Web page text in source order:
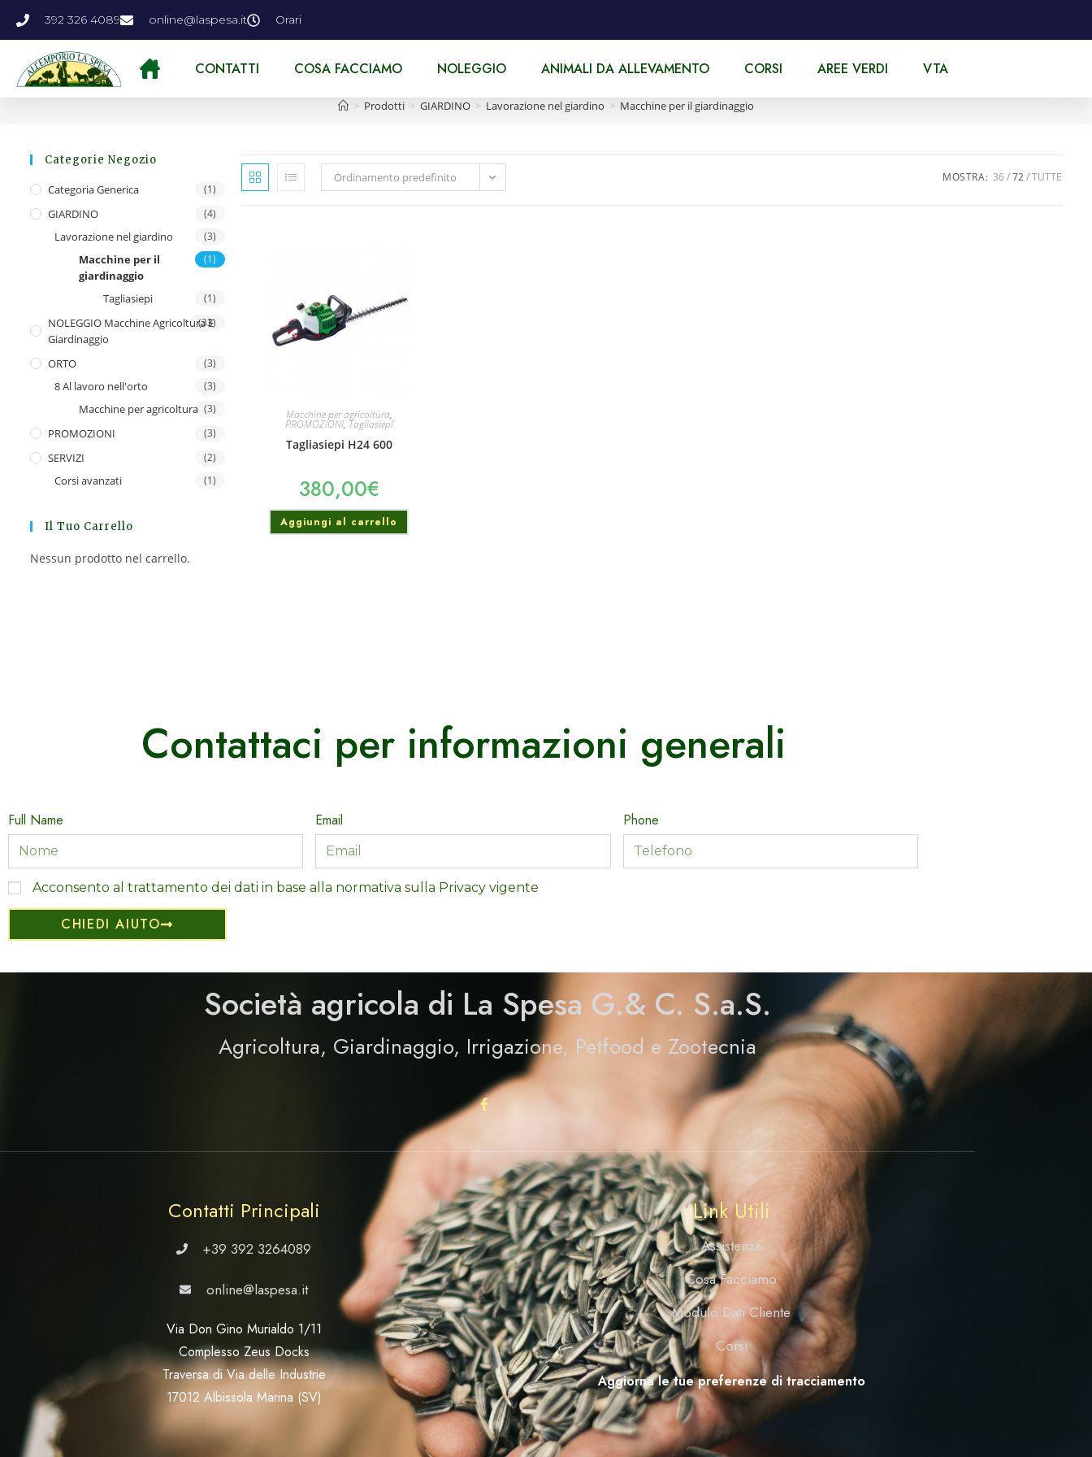
392 326 4089 online@laspesa.it Orari
CONTATTI COSA FACCIAMO NOLEGGIO ANIMALI DA ALLEVAMENTO CORSI AREE VERDI VTA
> Prodotti > GIARDINO > Lavorazione nel giardino > Macchine per il giardinaggio
Categorie Negozio
Categoria Generica (1)
GIARDINO (4)
Lavorazione nel giardino (3)
Macchine per il
giardinaggio
(1)
Tagliasiepi (1)
NOLEGGIO Macchine Agricoltura E
Giardinaggio
(33)
ORTO (3)
8 Al lavoro nell'orto (3)
Macchine per agricoltura (3)
PROMOZIONI (3)
SERVIZI (2)
Corsi avanzati (1)
Il Tuo Carrello
Nessun prodotto nel carrello.
Ordinamento predefinito MOSTRA: 36 72 TUTTE
Macchine per agricoltura,
PROMOZIONI, Tagliasiepi
Tagliasiepi H24 600
380,00€
Aggiungi al carrello
Contattaci per informazioni generali
Full Name Email Phone
Acconsento al trattamento dei dati in base alla normativa sulla Privacy vigente
CHIEDI AIUTO
Società agricola di La Spesa G.& C. S.a.S.
Agricoltura, Giardinaggio, Irrigazione, Petfood e Zootecnia
Contatti Principali
+39 392 3264089
online@laspesa.it
Via Don Gino Murialdo 1/11
Complesso Zeus Docks
Traversa di Via delle Industrie
17012 Albissola Marina (SV)
Link Utili
Assistenza
Cosa Facciamo
Modulo Dati Cliente
Corsi
Aggiorna le tue preferenze di tracciamento